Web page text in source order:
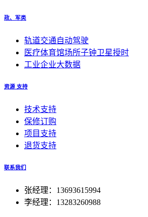
政、军类
轨道交通自动驾驶
医疗体育馆场所子钟卫星授时
工业企业大数据
资源 支持
技术支持
保修订购
项目支持
退货支持
联系我们
张经理：13693615994
李经理：13283260988